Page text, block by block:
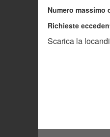
Numero
Richieste
Scarica la